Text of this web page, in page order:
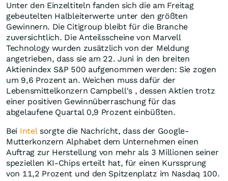
Unter den Einzeltiteln fanden sich die am Freitag
gebeutelten Halbleiterwerte unter den größten
Gewinnern. Die Citigroup bleibt für die Branche
zuversichtlich. Die Anteilsscheine von Marvell
Technology wurden zusätzlich von der Meldung
angetrieben, dass sie am 22. Juni in den breiten
Aktienindex S&P 500 aufgenommen werden: Sie zogen
um 9,6 Prozent an. Weichen muss dafür der
Lebensmittelkonzern Campbell's , dessen Aktien trotz
einer positiven Gewinnüberraschung für das
abgelaufene Quartal 0,9 Prozent einbüßten.
Bei Intelsorgte die Nachricht, dass der Google-
Mutterkonzern Alphabet dem Unternehmen einen
Auftrag zur Herstellung von mehr als 3 Millionen seiner
speziellen KI-Chips erteilt hat, für einen Kurssprung
von 11,2 Prozent und den Spitzenplatz im Nasdaq 100.